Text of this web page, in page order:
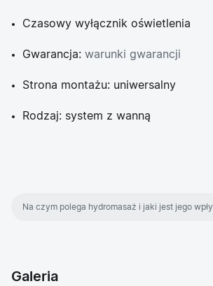
Czasowy wyłącznik oświetlenia
Gwarancja: warunki gwarancji
Strona montażu: uniwersalny
Rodzaj: system z wanną
Na czym polega hydromasaż i jaki jest jego
Galeria